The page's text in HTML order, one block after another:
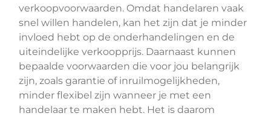
verkoopvoorwaarden. Omdat handelaren vaak
snel willen handelen, kan het zijn dat je minder
invloed hebt op de onderhandelingen en de
uiteindelijke verkoopprijs. Daarnaast kunnen
bepaalde voorwaarden die voor jou belangrijk
zijn, zoals garantie of inruilmogelijkheden,
minder flexibel zijn wanneer je met een
handelaar te maken hebt. Het is daarom